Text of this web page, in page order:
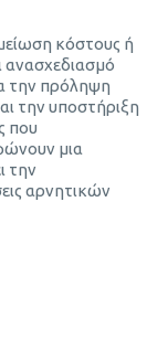
κόστους ή
ανασχεδιασμό
την πρόληψη
την υποστήριξη
που
μια
την
αρνητικών